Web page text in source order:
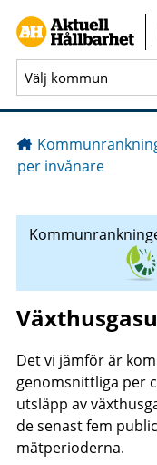
Gå direkt till sidans
per invånare
Det vi jämför är
genomsnittliga per
utsläpp av
de senast fem
mätperioderna.